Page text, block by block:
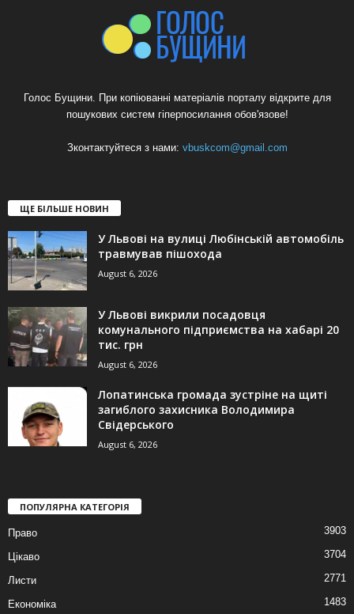
Голос Бущини. При копіюванні матеріалів порталу відкрите для
пошукових систем гіперпосилання обов'язове!
Зконтактуйтеся з нами: vbuskcom@gmail.com
ЩЕ БІЛЬШЕ НОВИН
У Львові на вулиці Любінській автомобіль
травмував пішохода
August 6, 2026
У Львові викрили посадовця
комунального підприємства на хабарі 20
тис. грн
August 6, 2026
Лопатинська громада зустріне на щиті
загиблого захисника Володимира
Свідерського
August 6, 2026
ПОПУЛЯРНА КАТЕГОРІЯ
Право 3903
Цікаво 3704
Листи 2771
Економіка 1483